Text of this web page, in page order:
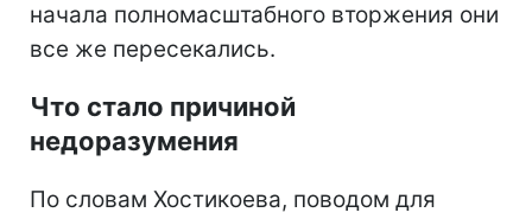
начала полномасштабного вторжения они
все же пересекались.
Что стало причиной
недоразумения
По словам Хостикоева, поводом для